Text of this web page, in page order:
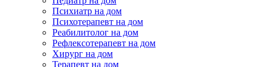
Психиатр на дом
Психотерапевт на дом
Реабилитолог на дом
Рефлексотерапевт на дом
Хирург на дом
Терапевт на дом